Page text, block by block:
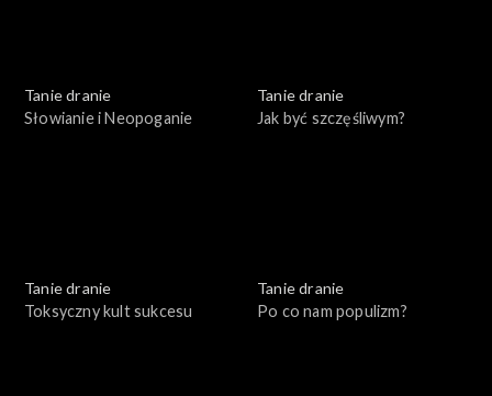
Tanie dranie
Słowianie i Neopoganie
Tanie dranie
Jak być szczęśliwym?
Tanie dranie
Toksyczny kult sukcesu
Tanie dranie
Po co nam populizm?